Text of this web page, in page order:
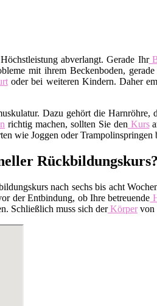
abverlangt. Gerade Ihr
mit ihrem Beckenboden,
oder bei weiteren Kindern. Daher
Dazu gehört die
richtig machen, sollten Sie den Kurs
wie Joggen oder
Rückbildungskurs?
nach sechs bis acht
der Entbindung, ob Ihre betreuende
Schließlich muss sich derKörpervon